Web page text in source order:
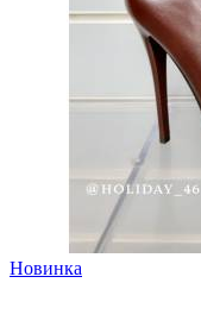
Новинка